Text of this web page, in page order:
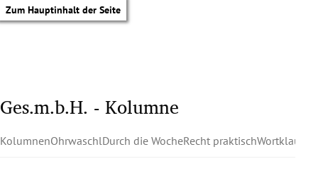
Zum Hauptinhalt der Seite
Ges.m.b.H. - Kolumne
KolumnenOhrwaschlDurch die WocheRecht praktisch